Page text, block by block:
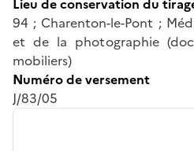
94 ; Charenton-le-Pont ;
et de la photographie
mobiliers)
Numéro de versement
J/83/05